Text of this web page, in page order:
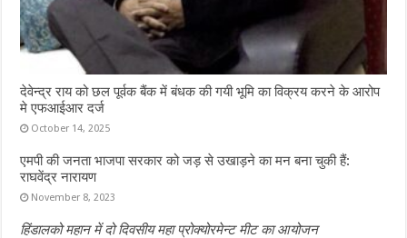
देवेन्द्र राय को छल पूर्वक बैंक में बंधक की गयी भूमि का विक्रय करने के आरोप
मे एफआईआर दर्ज
October 14, 2025
एमपी की जनता भाजपा सरकार को जड़ से उखाड़ने का मन बना चुकी हैं:
राघवेंद्र नारायण
November 8, 2023
हिंडालको महान में दो दिवसीय महा प्रोक्योरमेन्ट मीट का आयोजन